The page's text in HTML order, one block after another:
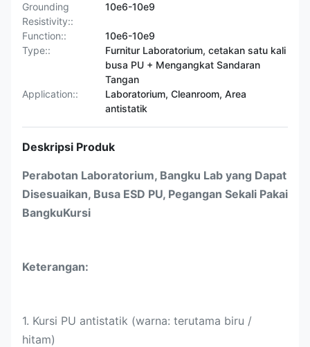
Grounding
Resistivity::
10e6-10e9
Function::
10e6-10e9
Type::
Furnitur Laboratorium, cetakan satu kali
busa PU + Mengangkat Sandaran
Tangan
Application::
Laboratorium, Cleanroom, Area
antistatik
Deskripsi Produk
Perabotan Laboratorium, Bangku Lab yang Dapat
Disesuaikan, Busa ESD PU, Pegangan Sekali Pakai
BangkuKursi
Keterangan:
1. Kursi PU antistatik (warna: terutama biru /
hitam)